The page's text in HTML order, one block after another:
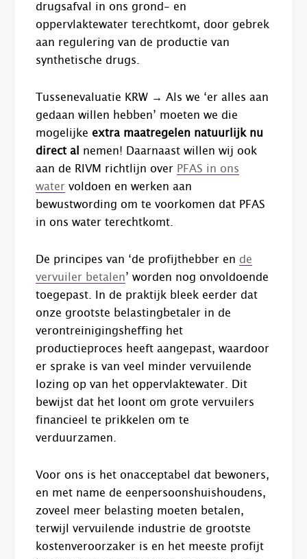
drugsafval in ons grond- en
oppervlaktewater terechtkomt, door gebrek
aan regulering van de productie van
synthetische drugs.
Tussenevaluatie KRW → Als we ‘er alles aan
gedaan willen hebben’ moeten we die
mogelijkeextra maatregelen natuurlijk nu
direct al nemen! Daarnaast willen wij ook
aan de RIVM richtlijn over PFAS in ons
water voldoen en werken aan
bewustwording om te voorkomen dat PFAS
in ons water terechtkomt.
De principes van ‘de profijthebber en de
vervuiler betalen’ worden nog onvoldoende
toegepast. In de praktijk bleek eerder dat
onze grootste belastingbetaler in de
verontreinigingsheffing het
productieproces heeft aangepast, waardoor
er sprake is van veel minder vervuilende
lozing op van het oppervlaktewater. Dit
bewijst dat het loont om grote vervuilers
financieel te prikkelen om te
verduurzamen.
Voor ons is het onacceptabel dat bewoners,
en met name de eenpersoonshuishoudens,
zoveel meer belasting moeten betalen,
terwijl vervuilende industrie de grootste
kostenveroorzaker is en het meeste profijt